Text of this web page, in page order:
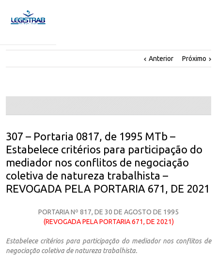
Anterior Próximo
307 – Portaria 0817, de 1995 MTb –
Estabelece critérios para participação do
mediador nos conflitos de negociação
coletiva de natureza trabalhista –
REVOGADA PELA PORTARIA 671, DE 2021
PORTARIA Nº 817, DE 30 DE AGOSTO DE 1995
(REVOGADA PELA PORTARIA 671, DE 2021)
Estabelece critérios para participação do mediador nos conflitos de
negociação coletiva de natureza trabalhista.